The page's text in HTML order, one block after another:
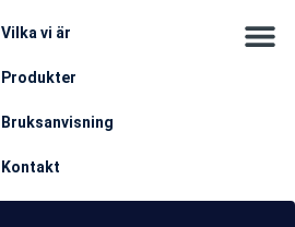
Vilka vi är
Produkter
Bruksanvisning
Kontakt